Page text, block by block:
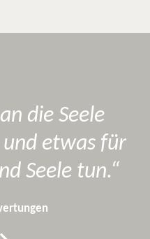
die Seele
und etwas für
Seele tun.